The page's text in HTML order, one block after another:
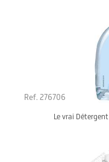
Ref. 276706
Le vrai